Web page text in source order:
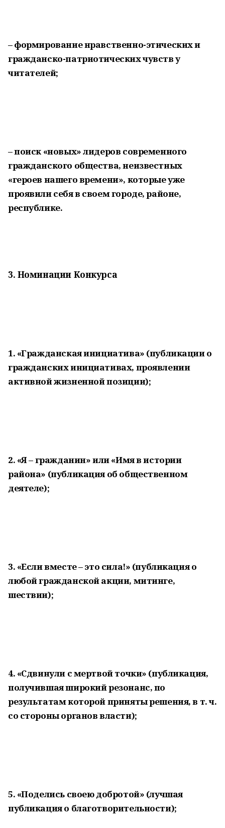
– формирование нравственно-этических и
гражданско-патриотических чувств у
читателей;
– поиск «новых» лидеров современного
гражданского общества, неизвестных
«героев нашего времени», которые уже
проявили себя в своем городе, районе,
республике.
3. Номинации Конкурса
1. «Гражданская инициатива» (публикации о
гражданских инициативах, проявлении
активной жизненной позиции);
2. «Я – гражданин» или «Имя в истории
района» (публикация об общественном
деятеле);
3. «Если вместе – это сила!» (публикация о
любой гражданской акции, митинге,
шествии);
4. «Сдвинули с мертвой точки» (публикация,
получившая широкий резонанс, по
результатам которой приняты решения, в т. ч.
со стороны органов власти);
5. «Поделись своею добротой» (лучшая
публикация о благотворительности);